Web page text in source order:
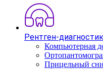
Рентген-
Компьютерная
Прицельный